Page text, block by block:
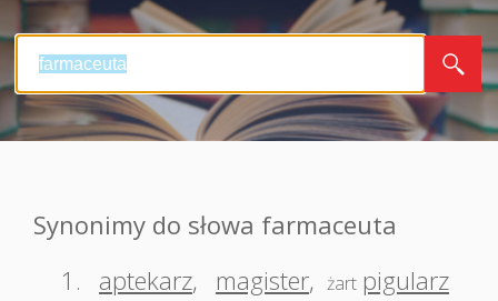
Synonimy do słowa farmaceuta
1.
aptekarz, magister, żart pigularz